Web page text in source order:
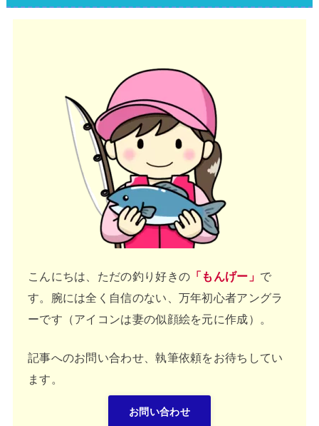
こんにちは、ただの釣り好きの 「もんげー」 で
す。腕には全く自信のない、万年初心者アングラ
ーです（アイコンは妻の似顔絵を元に作成）。
記事へのお問い合わせ、執筆依頼をお待ちしてい
ます。
お問い合わせ